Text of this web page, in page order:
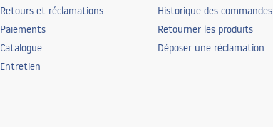
Retours et réclamations
Paiements
Catalogue
Entretien
Historique des commandes
Retourner les produits
Déposer une réclamation